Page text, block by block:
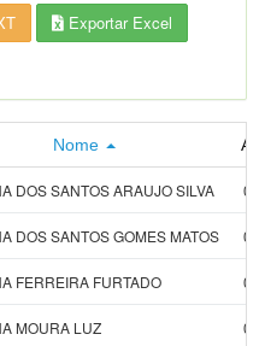
Exportar Excel
Nome
DOS SANTOS ARAUJO SILVA
DOS SANTOS GOMES MATOS
FERREIRA FURTADO
MOURA LUZ